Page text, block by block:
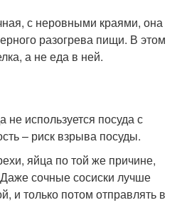
с неровными краями, она
разогрева пищи. В этом
а не еда в ней.
не используется посуда с
– риск взрыва посуды.
яйца по той же причине,
сочные сосиски лучше
и только потом отправлять в